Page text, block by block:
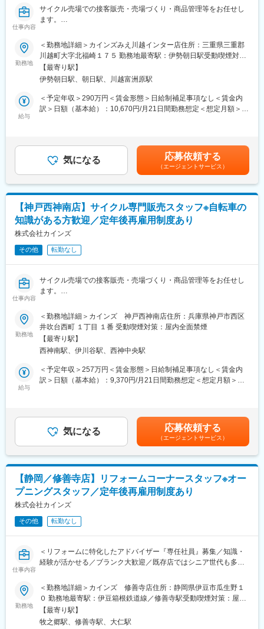
サイクル売場では最新のサイクルトレンドをキャッチし、陳列や
ディスプレイの工夫を通じて、魅力的な売場づくりに取り組んで
ーーーーーーーーーーーー
■カインズオリジナル商品が充実：カインズにはグッドデザイン賞
を受賞している魅力的なオリジナル商品が多く、種類も充実。し
かも低価格だからお客様に自信を持ってご提供できます。
ITを使ってこれまでにない店頭体験を提供していきます。お客様
の買い物が便利になっていくことを日々感じられる環境です。
「常に良いものを低価格で提供すること」をモットーに、商品の
企画、製造、販売すべての工程を一貫して行い「常に無駄なコス
トを削減する」ことを実現しています。DIY関連商品から生活必需
品、衣料、家具、ペット、園芸などの多彩な商品構成を持ってお
り、トータルなライフスタイルの提案を行う当社では、製造を委
託した海外工場とも綿密な連携をとり、品質管理には徹底的にこ
だわっています。
仕事内容
サイクル売場での接客販売・売場づくり・商品管理等をお任せし
ます。
・組立整備、パンク修理、注文受付
・ブレーキゴムの取り替え、調整
・お客様からの相談対応、アドバイザーとして活躍していただき
ます。
◎サイクル売場では、お客様とのコミュニケーションが欠かせま
せん。
パンクや故障の修理が完了した時のお客様が喜ぶ姿は、私たちに
とっても大きな喜びです。
お客様との交流を通じて、一緒に自転車の楽しさを分かち合いま
【具体的には…】
■技術を活かしたサービス
自転車の組立整備やパンク修理、ブレーキゴムの取り替えなど、
技術的なスキルを駆使してお客様の自転車のメンテナンスをサポ
ートします。
お客様の安全と快適なライディングを追求し、信頼と満足を提供
しましょう。
■サイクル用品の仕入れと管理
サイクル売場では最新のサイクルトレンドをキャッチし、陳列や
います。
ーーーーーーーーーーーー
■カインズオリジナル商品が充実：カインズにはグッドデザイン賞
を受賞している魅力的なオリジナル商品が多く、種類も充実。し
■メディアで話題沸騰のカインズのITを駆使した店舗作り。今後も
ITを使ってこれまでにない店頭体験を提供していきます。お客様
活躍することができます。※区分によって異なります。
■当社の魅力：
「常に良いものを低価格で提供すること」をモットーに、商品の
企画、製造、販売すべての工程を一貫して行い「常に無駄なコス
トを削減する」ことを実現しています。DIY関連商品から生活必需
品、衣料、家具、ペット、園芸などの多彩な商品構成を持ってお
り、トータルなライフスタイルの提案を行う当社では、製造を委
託した海外工場とも綿密な連携をとり、品質管理には徹底的にこ
だわっています。
勤務地
＜勤務地詳細＞カインズみえ川越インター店住所：三重県三重郡
川越町大字北福崎１７５ 勤務地最寄駅：伊勢朝日駅受動喫煙対
策：屋内全面禁煙
【最寄り駅】
伊勢朝日駅、朝日駅、川越富洲原駅
給与
＜予定年収＞290万円＜賃金形態＞日給制補足事項なし＜賃金内
訳＞日額（基本給）：10,670円/月21日間勤務想定＜想定月額＞
の方は月額別途支給自転車安全整備士：2,000円賃金はあくまでも
目安の金額であり、選考を通じて上下する可能性があります。月
給(月額)は固定手当を含めた表記です。
気になる 応募依頼する
（エージェントサービス）
【神戸西神南店】サイクル専門販売スタッフ※自転車の
知識がある方歓迎／定年後再雇用制度あり
株式会社カインズ
その他 転勤なし
仕事内容
サイクル売場での接客販売・売場づくり・商品管理等をお任せし
ます。
・組立整備、パンク修理、注文受付
・ブレーキゴムの取り替え、調整
・お客様からの相談対応、アドバイザーとして活躍していただき
ます。
◎サイクル売場では、お客様とのコミュニケーションが欠かせま
せん。
パンクや故障の修理が完了した時のお客様が喜ぶ姿は、私たちに
とっても大きな喜びです。
お客様との交流を通じて、一緒に自転車の楽しさを分かち合いま
【具体的には…】
■技術を活かしたサービス
自転車の組立整備やパンク修理、ブレーキゴムの取り替えなど、
技術的なスキルを駆使してお客様の自転車のメンテナンスをサポ
ートします。
お客様の安全と快適なライディングを追求し、信頼と満足を提供
しましょう。
■サイクル用品の仕入れと管理
サイクル売場では最新のサイクルトレンドをキャッチし、陳列や
います。
ーーーーーーーーーーーー
■カインズオリジナル商品が充実：カインズにはグッドデザイン賞
を受賞している魅力的なオリジナル商品が多く、種類も充実。し
勤務地
＜勤務地詳細＞カインズ 神戸西神南店住所：兵庫県神戸市西区
井吹台西町 １丁目 １番 受動喫煙対策：屋内全面禁煙
【最寄り駅】
西神南駅、伊川谷駅、西神中央駅
給与
＜予定年収＞257万円＜賃金形態＞日給制補足事項なし＜賃金内
訳＞日額（基本給）：9,370円/月21日間勤務想定＜想定月額＞
の方は月額別途支給自転車安全整備士：2,000円賃金はあくまでも
目安の金額であり、選考を通じて上下する可能性があります。月
給(月額)は固定手当を含めた表記です。
気になる 応募依頼する
（エージェントサービス）
【静岡／修善寺店】リフォームコーナースタッフ※オー
プニングスタッフ／定年後再雇用制度あり
株式会社カインズ
その他 転勤なし
仕事内容
＜リフォームに特化したアドバイザー『専任社員』募集／知識・
経験が活かせる／ブランク大歓迎／既存店ではシニア世代も多数
■業務詳細：
・お客様が買い上げになる軽快車や電動自転車等の自転車の組立
や整備の実施
・お客様が持ち込みになる自転車のパンク修理やタイヤ交換等の
実施
勤務地
＜勤務地詳細＞カインズ 修善寺店住所：静岡県伊豆市瓜生野１
０ 勤務地最寄駅：伊豆箱根鉄道線／修善寺駅受動喫煙対策：屋内
全面禁煙
【最寄り駅】
牧之郷駅、修善寺駅、大仁駅